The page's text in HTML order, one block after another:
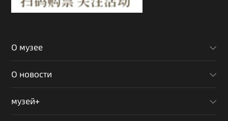
О музее
О новости
музей+